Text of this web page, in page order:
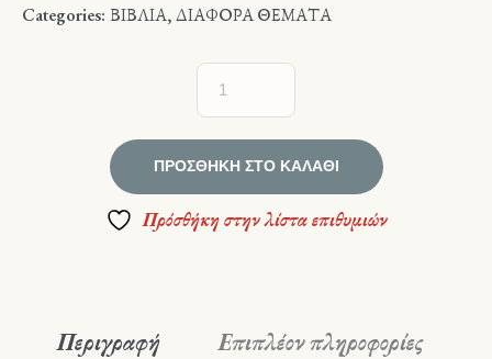
Categories: ΒΙΒΛΙΑ,ΔΙΑΦΟΡΑ ΘΕΜΑΤΑ
ΠΡΟΣΘΉΚΗ ΣΤΟ ΚΑΛΆΘΙ
Πρόσθήκη στην λίστα επιθυμιών
Περιγραφή Επιπλέον πληροφορίες